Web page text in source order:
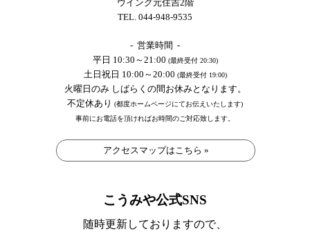
ウイング元住吉2階
TEL. 044-948-9535
- 営業時間 -
平日 10:30～21:00 (最終受付 20:30)
土日祝日 10:00～20:00 (最終受付 19:00)
火曜日のみ しばらくの間お休みとなります。
不定休あり (都度ホームページにてお伝えいたします)
事前にお電話を頂ければお時間のご対応致します。
アクセスマップはこちら »
こうみや公式SNS
随時更新しておりますので、